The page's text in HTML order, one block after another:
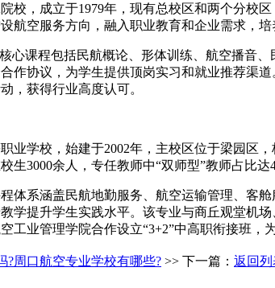
校，成立于1979年，现有总校区和两个分校
航空服务方向，融入职业教育和企业需求，培
心课程包括民航概论、形体训练、航空播音
作协议，为学生提供顶岗实习和就业推荐渠
，获得行业高度认可。
业学校，始建于2002年，主校区位于梁园区
生3000余人，专任教师中“双师型”教师占比达
体系涵盖民航地勤服务、航空运输管理、客
学提升学生实践水平。该专业与商丘观堂机
工业管理学院合作设立“3+2”中高职衔接班，
?周口航空专业学校有哪些? >> 下一篇： 返回列